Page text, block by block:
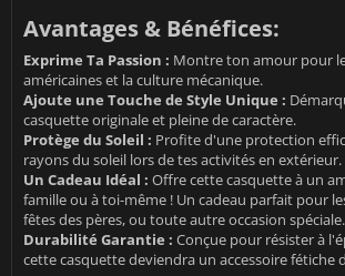
Avantages & Bénéfices:
Exprime Ta Passion : Montre ton amour pour
américaines et la culture mécanique.
Ajoute une Touche de Style Unique :
casquette originale et pleine de caractère.
Protège du Soleil : Profite d'une protection
rayons du soleil lors de tes activités en extérieur.
Un Cadeau Idéal : Offre cette casquette à un
famille ou à toi-même ! Un cadeau parfait pour
fêtes des pères, ou toute autre occasion spéciale.
Durabilité Garantie : Conçue pour résister à
cette casquette deviendra un accessoire fétiche